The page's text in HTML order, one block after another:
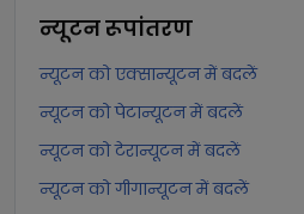
न्यूटनरूपांतरण
न्यूटन को एक्सान्यूटन में बदलें
न्यूटन को पेटान्यूटन में बदलें
न्यूटन को टेरान्यूटन में बदलें
न्यूटन को गीगान्यूटन में बदलें